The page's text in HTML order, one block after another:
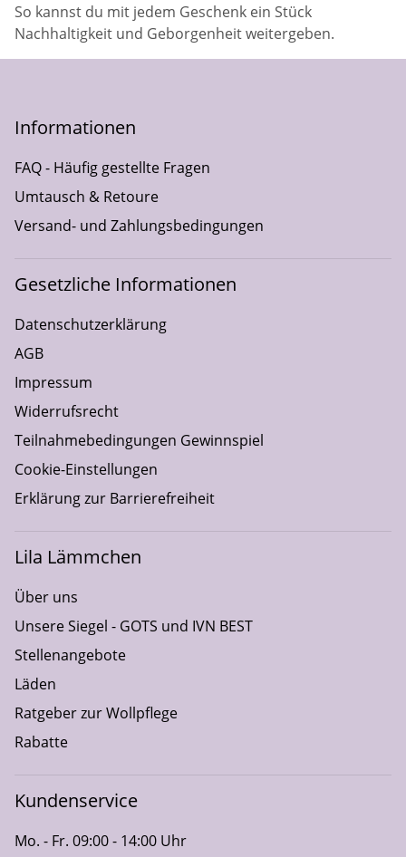
So kannst du mit jedem Geschenk ein Stück
Nachhaltigkeit und Geborgenheit weitergeben.
Informationen
FAQ - Häufig gestellte Fragen
Umtausch & Retoure
Versand- und Zahlungsbedingungen
Gesetzliche Informationen
Datenschutzerklärung
AGB
Impressum
Widerrufsrecht
Teilnahmebedingungen Gewinnspiel
Cookie-Einstellungen
Erklärung zur Barrierefreiheit
Lila Lämmchen
Über uns
Unsere Siegel - GOTS und IVN BEST
Stellenangebote
Läden
Ratgeber zur Wollpflege
Rabatte
Kundenservice
Mo. - Fr. 09:00 - 14:00 Uhr